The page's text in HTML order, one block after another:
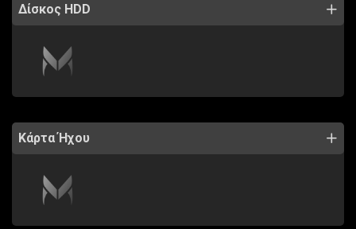
Δίσκος HDD
Κάρτα Ήχου